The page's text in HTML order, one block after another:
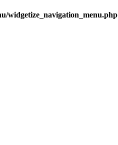
widgetize_navigation_menu.php